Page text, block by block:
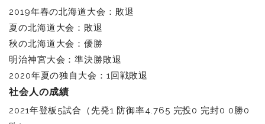
2019年春の北海道大会：敗退
夏の北海道大会：敗退
秋の北海道大会：優勝
明治神宮大会：準決勝敗退
2020年夏の独自大会：1回戦敗退
社会人の成績
2021年登板5試合（先発1 防御率4.765 完投0 完封0 0勝0